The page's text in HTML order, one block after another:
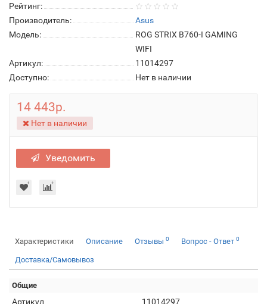
Рейтинг:
Производитель:
Asus
Модель:
ROG STRIX B760-I GAMING
WIFI
Артикул:
11014297
Доступно:
Нет в наличии
14 443р.
Нет в наличии
Уведомить
Характеристики Описание Отзывы 0 Вопрос - Ответ 0
Доставка/Самовывоз
Общие
Артикул
11014297